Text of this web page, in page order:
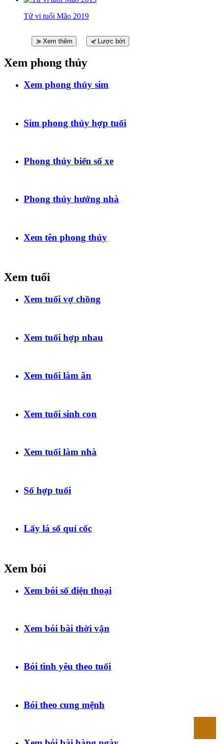
Tử vi tuổi Mão 2019
⋟ Xem thêm ⋞ Lược bớt
Xem phong thủy
Xem phong thủy sim
Sim phong thủy hợp tuổi
Phong thủy biển số xe
Phong thủy hướng nhà
Xem tên phong thủy
Xem tuổi
Xem tuổi vợ chồng
Xem tuổi hợp nhau
Xem tuổi làm ăn
Xem tuổi sinh con
Xem tuổi làm nhà
Số hợp tuổi
Lấy lá số quỉ cốc
Xem bói
Xem bói số điện thoại
Xem bói bài thời vận
Bói tình yêu theo tuổi
Bói theo cung mệnh